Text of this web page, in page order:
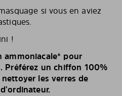
si vous en aviez
!
ammoniacale* pour
Préférez un chiffon 100%
les verres de